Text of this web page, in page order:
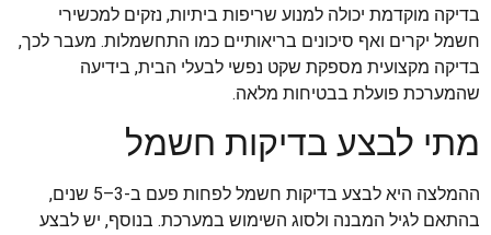
בדיקה מוקדמת יכולה למנוע שריפות ביתיות, נזקים למכשירי
חשמל יקרים ואף סיכונים בריאותיים כמו התחשמלות. מעבר לכך,
בדיקה מקצועית מספקת שקט נפשי לבעלי הבית, בידיעה
שהמערכת פועלת בבטיחות מלאה.
מתי לבצע בדיקות חשמל
ההמלצה היא לבצע בדיקות חשמל לפחות פעם ב-3–5 שנים,
בהתאם לגיל המבנה ולסוג השימוש במערכת. בנוסף, יש לבצע